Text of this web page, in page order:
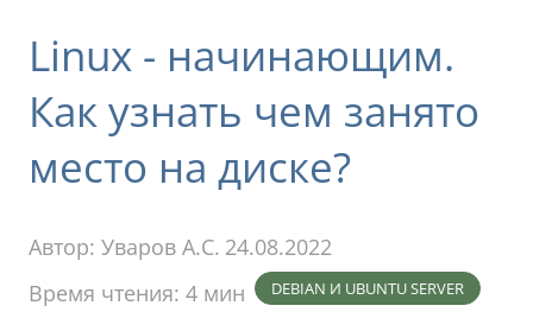
Linux - начинающим.
Как узнать чем занято
место на диске?
Автор: Уваров А.С. 24.08.2022
Время чтения: 4 мин
DEBIAN И UBUNTU SERVER